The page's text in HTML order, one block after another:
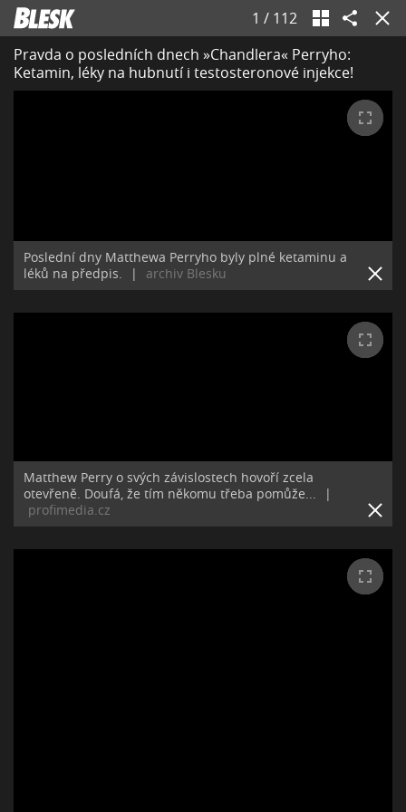
1 / 112
Pravda o posledních dnech »Chandlera« Perryho:
Ketamin, léky na hubnutí i testosteronové injekce!
Poslední dny Matthewa Perryho byly plné ketaminu a
léků na předpis.
| archiv Blesku
Matthew Perry o svých závislostech hovoří zcela
otevřeně. Doufá, že tím někomu třeba pomůže...
|
profimedia.cz